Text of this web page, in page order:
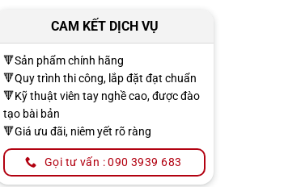
CAM KẾT DỊCH VỤ
🔻Sản phẩm chính hãng
🔻Quy trình thi công, lắp đặt đạt chuẩn
🔻Kỹ thuật viên tay nghề cao, được đào
tạo bài bản
🔻Giá ưu đãi, niêm yết rõ ràng
Gọi tư vấn : 090 3939 683